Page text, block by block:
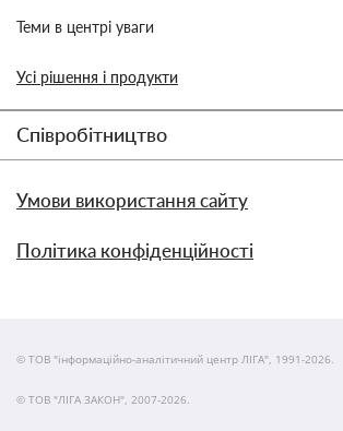
Теми в центрі уваги
Усі рішення і продукти
Співробітництво
Умови використання сайту
Політика конфіденційності
© ТОВ "інформаційно-аналітичний центр ЛІГА", 1991-2026.
© ТОВ "ЛІГА ЗАКОН", 2007-2026.